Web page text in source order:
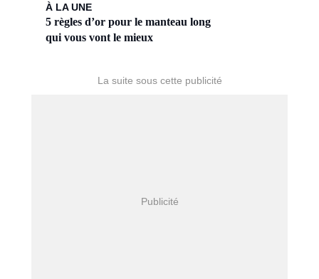
À LA UNE
5 règles d’or pour le manteau long
qui vous vont le mieux